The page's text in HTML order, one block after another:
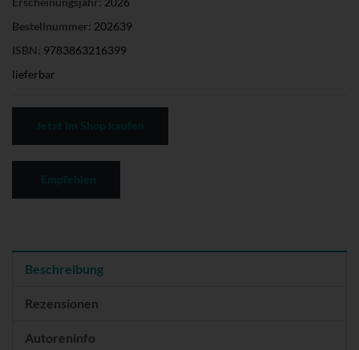
Bestellnummer: 202639
ISBN: 9783863216399
lieferbar
Beschreibung
Rezensionen
Autoreninfo